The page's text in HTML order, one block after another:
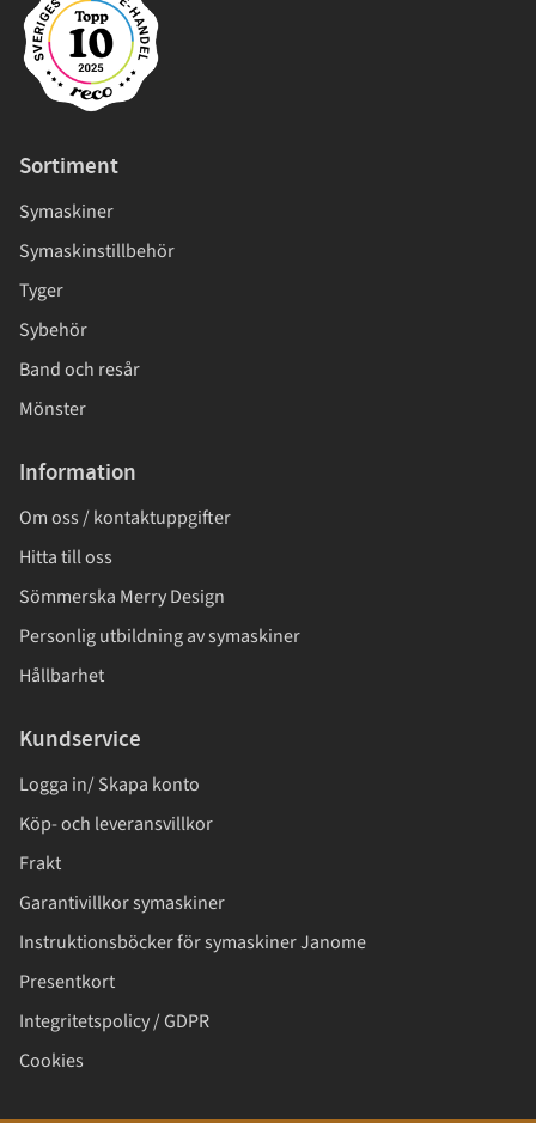
Sortiment
Symaskiner
Symaskinstillbehör
Tyger
Sybehör
Band och resår
Mönster
Information
Om oss / kontaktuppgifter
Hitta till oss
Sömmerska Merry Design
Personlig utbildning av symaskiner
Hållbarhet
Kundservice
Logga in/ Skapa konto
Köp- och leveransvillkor
Frakt
Garantivillkor symaskiner
Instruktionsböcker för symaskiner Janome
Presentkort
Integritetspolicy / GDPR
Cookies